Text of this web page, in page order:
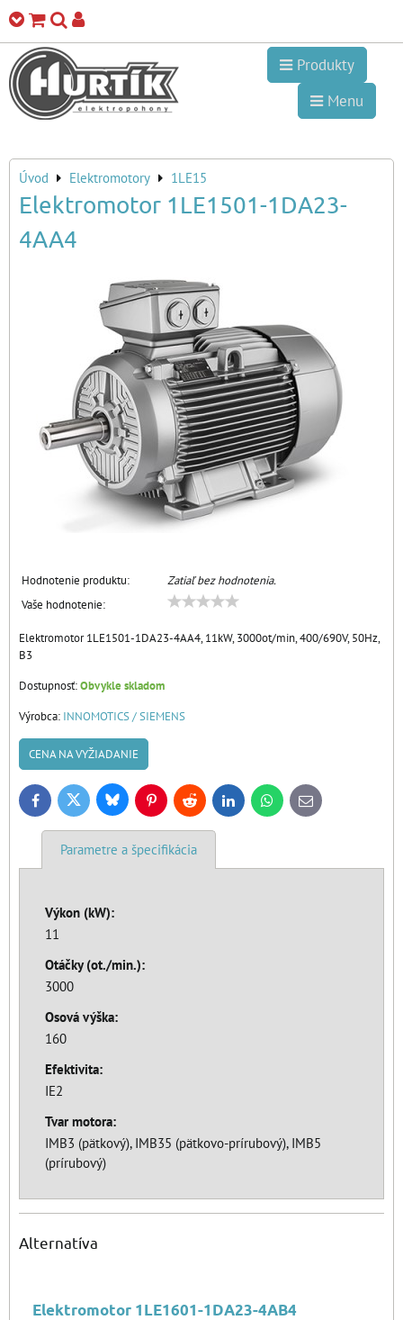
Produkty
Menu
Úvod Elektromotory 1LE15
Elektromotor 1LE1501-1DA23-
4AA4
Hodnotenie produktu:
Zatiaľ bez hodnotenia.
Vaše hodnotenie:
Elektromotor 1LE1501-1DA23-4AA4, 11kW, 3000ot/min, 400/690V, 50Hz,
B3
Dostupnosť:Obvykle skladom
Výrobca: INNOMOTICS / SIEMENS
CENA NA VYŽIADANIE
FacebookTwitter BlueskyPinterestReddit LinkedInWhatsApp
E-
mail
Parametre a špecifikácia
Výkon (kW):
11
Otáčky (ot./min.):
3000
Osová výška:
160
Efektivita:
IE2
Tvar motora:
IMB3 (pätkový), IMB35 (pätkovo-prírubový), IMB5
(prírubový)
Alternatíva
Elektromotor 1LE1601-1DA23-4AB4